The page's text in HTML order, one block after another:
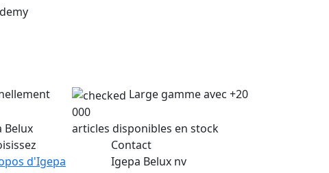
Belux
Large gamme avec +20
000
articles disponibles en stock
d'Igepa
Contact
Igepa Belux nv